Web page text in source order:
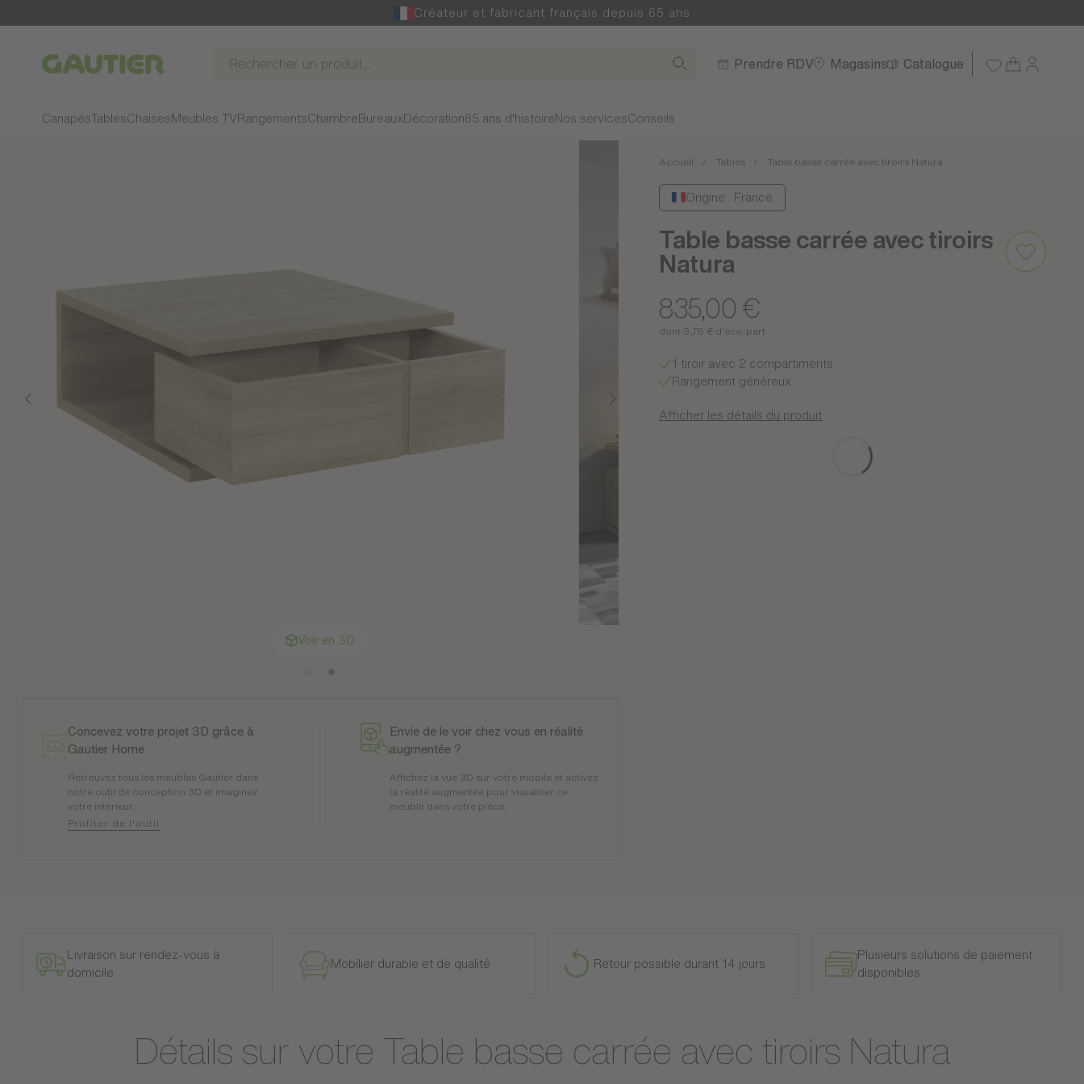
Créateur et fabricant français depuis 65 ans
Gautier Prendre RDV Magasins Catalogue
CanapésTablesChaises Meubles TV RangementsChambre Bureaux Décoration65 ans d'histoire Nos servicesConseils
Voir en 3D
Concevez votre projet 3D grâce à
Gautier Home
Retrouvez tous les meubles Gautier dans
notre outil de conception 3D et imaginez
votre intérieur.
Profiter de l'outil
Envie de le voir chez vous en réalité
augmentée ?
Affichez la vue 3D sur votre mobile et activez
la réalité augmentée pour visualiser ce
meuble dans votre pièce.
Accueil Tables Table basse carrée avec tiroirs Natura
Origine : France
Table basse carrée avec tiroirs
Natura
835,00 €
dont 3,78 € d'éco-part
1 tiroir avec 2 compartiments
Rangement généreux
Afficher les détails du produit
Livraison sur rendez-vous à
domicile
Mobilier durable et de qualité Retour possible durant 14 jours
Plusieurs solutions de paiement
disponibles
Détails sur votre Table basse carrée avec tiroirs Natura